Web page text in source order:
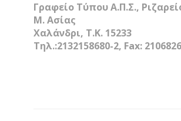
Γραφείο Τύπου Α.Π.Σ.,
Μ. Ασίας
Χαλάνδρι, Τ.Κ. 15233
Τηλ.:2132158680-2, Fax: